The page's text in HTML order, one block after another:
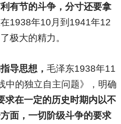
有节的斗争，分寸还要拿
1938年10月到1941年12
极大的精力。
导思想， 毛泽东1938年11
中的独立自主问题》，明确
求在一定的历史时期内以不
面，一切阶级斗争的要求